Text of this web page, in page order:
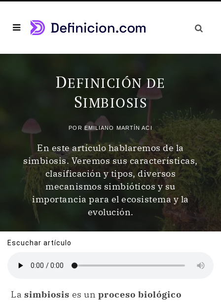
DEFINICIÓN DE
SIMBIOSIS
POREMILIANO MARTÍN ACI
En este artículo hablaremos de la
simbiosis. Veremos sus características,
clasificación y tipos, diversos
mecanismos simbióticos y su
importancia para el ecosistema y la
evolución.
Escuchar artículo
La simbiosis es un proceso biológico